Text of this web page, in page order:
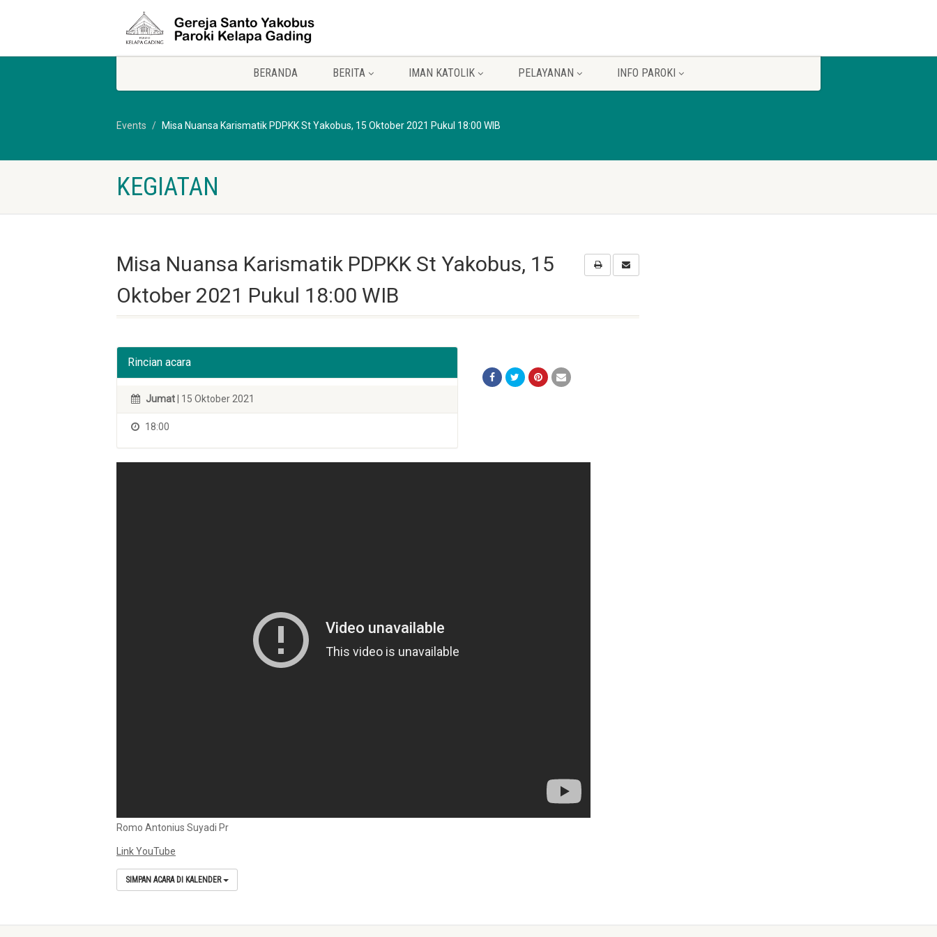
BERANDA BERITA IMAN KATOLIK PELAYANAN INFO PAROKI
Events Misa Nuansa Karismatik PDPKK St Yakobus, 15 Oktober 2021 Pukul 18:00 WIB
KEGIATAN
Misa Nuansa Karismatik PDPKK St Yakobus, 15
Oktober 2021 Pukul 18:00 WIB
Rincian acara
Jumat | 15 Oktober 2021
18:00
Romo Antonius Suyadi Pr
Link YouTube
SIMPAN ACARA DI KALENDER